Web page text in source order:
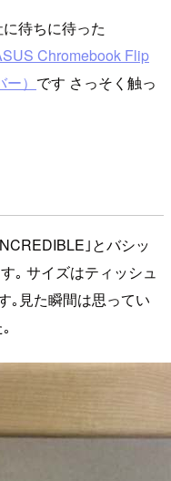
待ちに待った
Chromebook Flip
） です さっそく触っ
｣とバシッ
｡ サイズはティッシュ
｡見た瞬間は思ってい